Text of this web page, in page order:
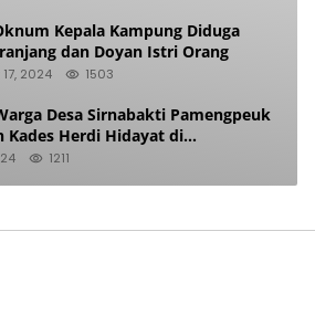
Kepala Kampung Diduga
dan Doyan Istri Orang
2024 1503
Desa Sirnabakti Pamengpeuk
Kades Herdi Hidayat di
Dari Jabatan nya
1211